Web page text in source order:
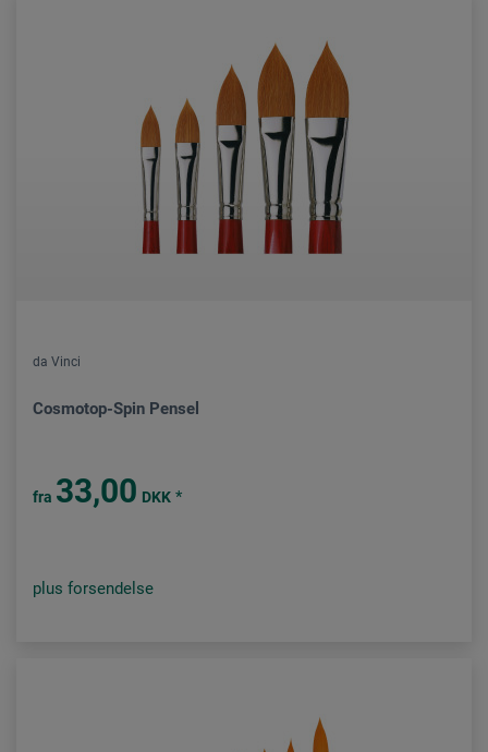
da Vinci
Cosmotop-Spin Pensel
fra 33,00 DKK *
plus forsendelse